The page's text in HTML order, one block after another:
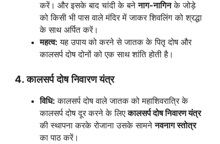
करें। और इसके बाद चांदी के बनेनाग-नागिनके जोड़े
को किसी भी पास वाले मंदिर में जाकर शिवलिंग को श्रद्धा
के साथ अर्पित करें।
महत्व: यह उपाय को करने से जातक के पितृ दोष और
कालसर्प दोष दोनों को एक साथ शांति होती है।
4. कालसर्प दोष निवारण यंत्र
विधि: कालसर्प दोष वाले जातक को महाशिवरात्रि के
कालसर्प दोष दूर करने के लिएकालसर्प दोष निवारण यंत्र
की स्थापना करके रोजाना उसके सामनेनवनाग स्तोत्र
का पाठ करें।